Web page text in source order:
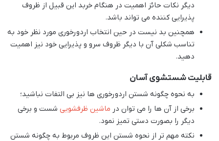
دیگر نکات حائز اهمیت در هنگام خربد این قبیل از ظروف
پذیرایی کننده می تواند باشد.
همچنین بد نیست در حین انتخاب اردورخوری مورد نظر خود به
تناسب شکلی آن با دیگر ظروف سرو و پذیرایی خود نیز اهمیت
دهید.
قابلیت شستشوی آسان
به نحوه چگونه شستن اردورخوری ها نیز بی التفات نباشید؛
برخی از آن ها را می توان در ماشین ظرفشویی شست و برخی
دیگر را بصورت دستی تمیز نمود.
نکته مهم تر از نحوه شستن این ظروف مربوط به چگونه شستن